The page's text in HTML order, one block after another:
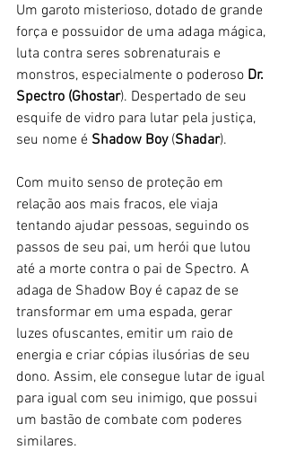
Um garoto misterioso, dotado de grande
força e possuidor de uma adaga mágica,
luta contra seres sobrenaturais e
monstros, especialmente o poderoso Dr.
Spectro (Ghostar). Despertado de seu
esquife de vidro para lutar pela justiça,
seu nome é Shadow Boy (Shadar).
Com muito senso de proteção em
relação aos mais fracos, ele viaja
tentando ajudar pessoas, seguindo os
passos de seu pai, um herói que lutou
até a morte contra o pai de Spectro. A
adaga de Shadow Boy é capaz de se
transformar em uma espada, gerar
luzes ofuscantes, emitir um raio de
energia e criar cópias ilusórias de seu
dono. Assim, ele consegue lutar de igual
para igual com seu inimigo, que possui
um bastão de combate com poderes
similares.